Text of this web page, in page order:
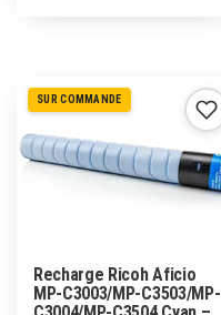
SUR COMMANDE
Recharge Ricoh Aficio
MP-C3003/MP-C3503/MP-